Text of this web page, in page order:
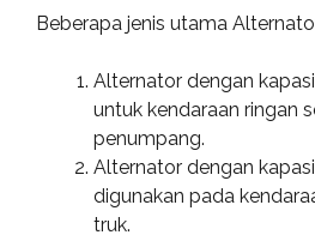
Beberapa jenis utama
Alternator dengan
untuk kendaraan ringan
penumpang.
Alternator dengan
digunakan pada
truk.